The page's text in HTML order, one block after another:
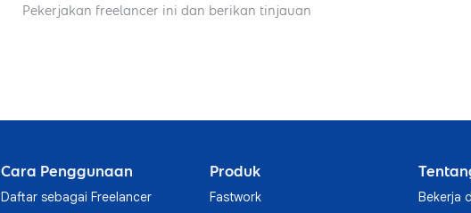
Pekerjakan freelancer ini dan berikan tinjauan
Cara Penggunaan
Daftar sebagai Freelancer
Produk
Fastwork
Bekerja